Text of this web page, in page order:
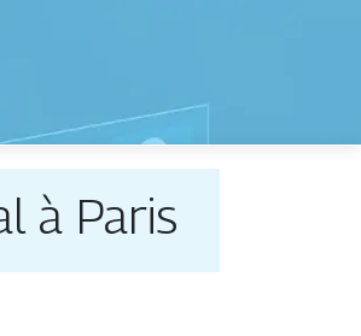
à Paris